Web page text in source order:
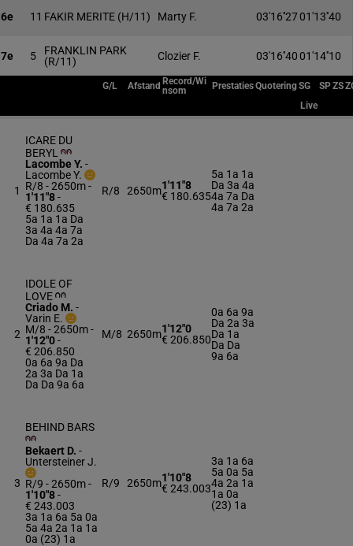
6e 11 FAKIR MERITE (H/11) Marty F. 03'16''2701'13''40
7e 5
FRANKLIN PARK
(R/11)
Clozier F. 03'16''4001'14''10
G/L Afstand Record/Wi
nsom
PrestatiesQuoteringSG SPZS
Live
1
ICARE DU
BERYL
Lacombe Y. -
Lacombe Y.
R/8 - 2650m-
1'11"8-
€ 180.635
5a 1a 1a Da
3a 4a 4a 7a
Da 4a 7a 2a
R/8 2650m1'11"8
€ 180.635
5a 1a 1a
Da 3a 4a
4a 7a Da
4a 7a 2a
2
IDOLE OF
LOVE
Criado M. -
Varin E.
M/8 - 2650m-
1'12"0-
€ 206.850
0a 6a 9a Da
2a 3a Da 1a
Da Da 9a 6a
M/8 2650m1'12"0
€ 206.850
0a 6a 9a
Da 2a 3a
Da 1a
Da Da
9a 6a
3
BEHIND BARS
Bekaert D. -
Untersteiner J.
R/9 - 2650m-
1'10"8-
€ 243.003
3a 1a 6a 5a 0a
5a 4a 2a 1a 1a
0a (23) 1a
R/9 2650m1'10"8
€ 243.003
3a 1a 6a
5a 0a 5a
4a 2a 1a
1a 0a
(23) 1a